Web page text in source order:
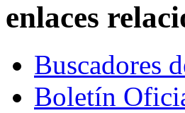
enlaces
Buscadores
Boletín